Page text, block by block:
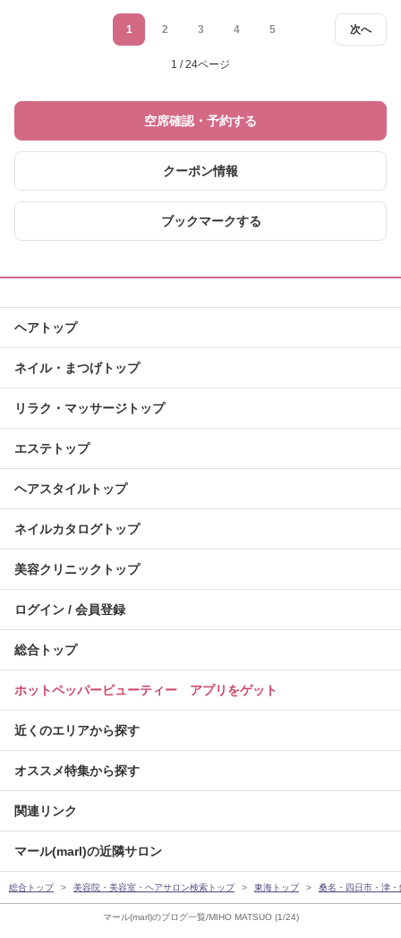
マール(marl)のブログ一覧/MIHO MATSUO (1/24)
次へ
1 2 3 4 5
1 / 24ページ
空席確認・予約する
クーポン情報
ブックマークする
ヘアトップ
ネイル・まつげトップ
リラク・マッサージトップ
エステトップ
ヘアスタイルトップ
ネイルカタログトップ
美容クリニックトップ
ログイン / 会員登録
総合トップ
ホットペッパービューティー アプリをゲット
近くのエリアから探す
オススメ特集から探す
関連リンク
マール(marl)の近隣サロン
総合トップ 美容院・美容室・ヘアサロン検索トップ 東海トップ 桑名・四日市・津